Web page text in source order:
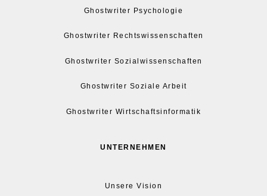
Ghostwriter Psychologie
Ghostwriter Rechtswissenschaften
Ghostwriter Sozialwissenschaften
Ghostwriter Soziale Arbeit
Ghostwriter Wirtschaftsinformatik
UNTERNEHMEN
Unsere Vision